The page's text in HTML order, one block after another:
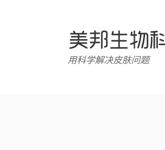
用科学解决皮肤问题